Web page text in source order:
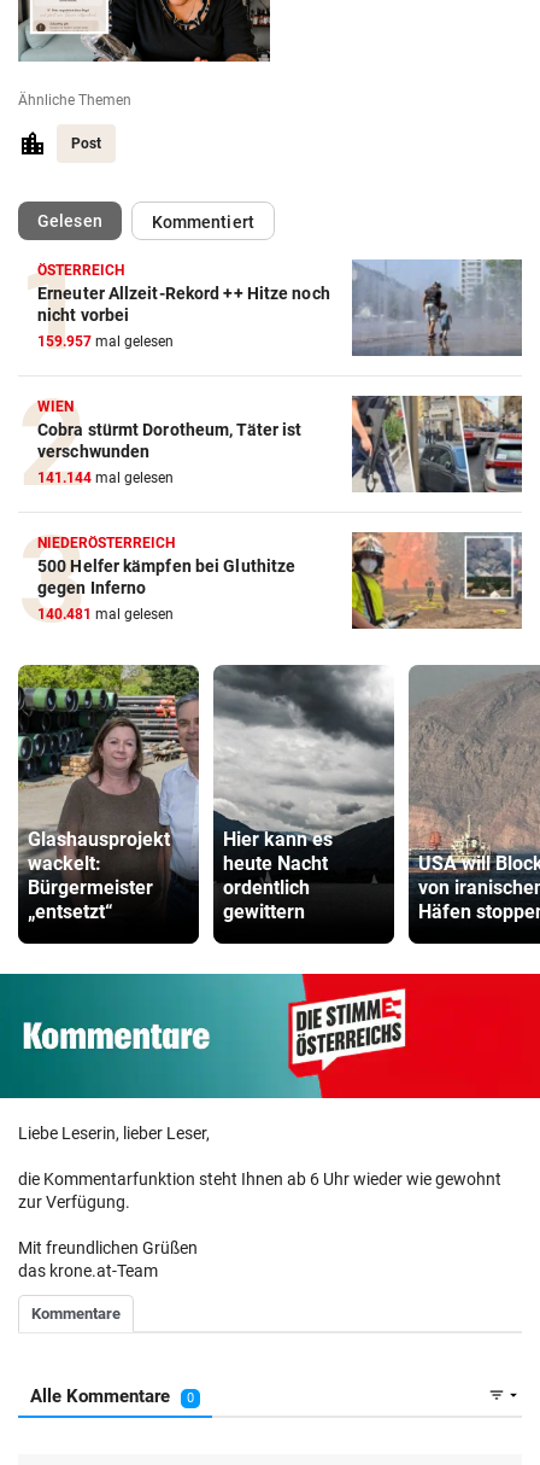
Ähnliche Themen
Post
Gelesen(ausgewählt)Kommentiert
ÖSTERREICH
Erneuter Allzeit-Rekord ++ Hitze noch
nicht vorbei
159.957 mal gelesen
WIEN
Cobra stürmt Dorotheum, Täter ist
verschwunden
141.144 mal gelesen
NIEDERÖSTERREICH
500 Helfer kämpfen bei Gluthitze
gegen Inferno
140.481 mal gelesen
Glashausprojekt
wackelt:
Bürgermeister
„entsetzt“
Hier kann es
heute Nacht
ordentlich
gewittern
USA will
von
Häfen
Liebe Leserin, lieber Leser,
die Kommentarfunktion steht Ihnen ab 6 Uhr wieder wie gewohnt
zur Verfügung.
Mit freundlichen Grüßen
das krone.at-Team